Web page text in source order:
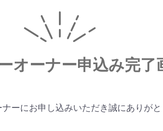
オーナー申込み完了
ーにお申し込みいただき誠にありがと